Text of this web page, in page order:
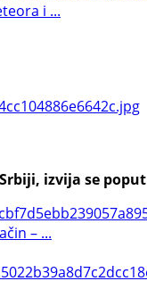
i ...
izvija se
– ...